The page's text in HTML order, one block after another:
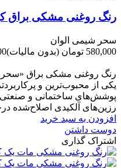
رنگ روغنی مشکی براق
سحر شیمی الوان
580,000 تومان
(بدون مالیات)
رنگ روغنی مشکی براق «سحر
یکی از محبوب‌ترین و
پوشش‌های ساختمانی و
رزین‌های آلکیدی اصلاح‌شده
افزودن به سبد خرید
دوست داشتن
اشتراک گذاری